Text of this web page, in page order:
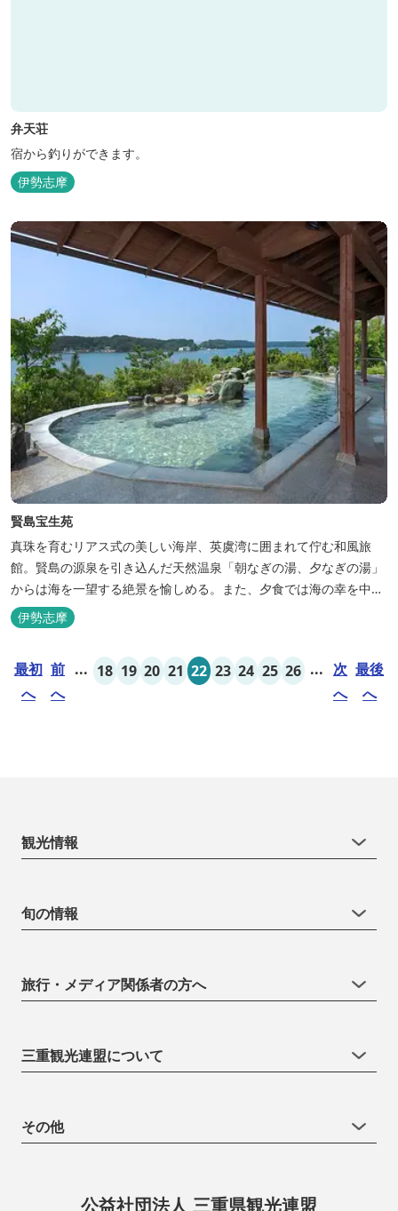
弁天荘
宿から釣りができます。
伊勢志摩
賢島宝生苑
真珠を育むリアス式の美しい海岸、英虞湾に囲まれて佇む和風旅
館。賢島の源泉を引き込んだ天然温泉「朝なぎの湯、夕なぎの湯」
からは海を一望する絶景を愉しめる。また、夕食では海の幸を中心
とした和会席でおもてなしいたします。
伊勢志摩
最初
へ
前
へ
... 18 19 20 21 22 23 24 25 26 ... 次
へ
最後
へ
観光情報
旬の情報
旅行・メディア関係者の方へ
三重観光連盟について
その他
公益社団法人 三重県観光連盟